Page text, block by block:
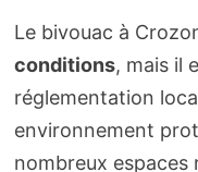
Le bivouac à
conditions, mais il
réglementation
environnement
nombreux espaces